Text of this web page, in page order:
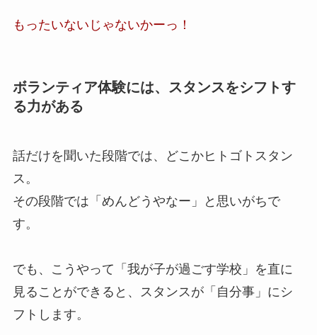
もったいないじゃないかーっ！
ボランティア体験には、スタンスをシフトす
る力がある
話だけを聞いた段階では、どこかヒトゴトスタン
ス。
その段階では「めんどうやなー」と思いがちで
す。
でも、こうやって「我が子が過ごす学校」を直に
見ることができると、スタンスが「自分事」にシ
フトします。